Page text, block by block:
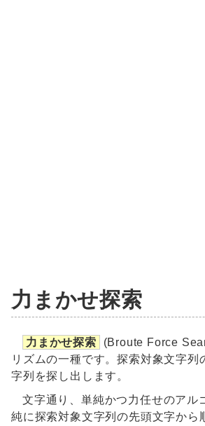
力まかせ探索
力まかせ探索
(Broute Force
リズムの一種です。探索対象文字列
字列を探し出します。
文字通り、単純かつ力任せのアル
純に探索対象文字列の先頭文字から